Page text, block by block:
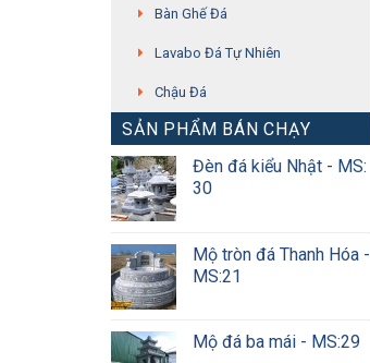
Bàn Ghế Đá
Lavabo Đá Tự Nhiên
Chậu Đá
SẢN PHẨM BÁN CHẠY
Đèn đá kiểu Nhật - MS:
30
Mộ tròn đá Thanh Hóa -
MS:21
Mộ đá ba mái - MS:29